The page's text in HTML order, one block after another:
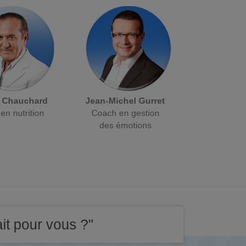
nutrition
Jean-Michel Gurret
Coach en gestion
des émotions
pour vous ?"